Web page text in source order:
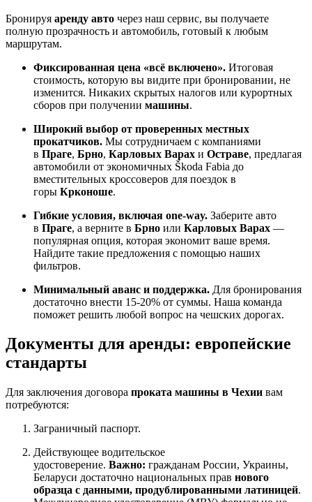
Бронируя аренду авто через наш сервис, вы получаете
полную прозрачность и автомобиль, готовый к любым
маршрутам.
Фиксированная цена «всё включено». Итоговая
стоимость, которую вы видите при бронировании, не
изменится. Никаких скрытых налогов или курортных
сборов при получении машины.
Широкий выбор от проверенных местных
прокатчиков. Мы сотрудничаем с компаниями
в Праге, Брно, Карловых Варах и Остраве, предлагая
автомобили от экономичных Škoda Fabia до
вместительных кроссоверов для поездок в
горы Крконоше.
Гибкие условия, включая one-way. Заберите авто
в Праге, а верните в Брно или Карловых Варах —
популярная опция, которая экономит ваше время.
Найдите такие предложения с помощью наших
фильтров.
Минимальный аванс и поддержка. Для бронирования
достаточно внести 15-20% от суммы. Наша команда
поможет решить любой вопрос на чешских дорогах.
Документы для аренды: европейские
стандарты
Для заключения договора проката машины в Чехии вам
потребуются:
Заграничный паспорт.
Действующее водительское
удостоверение. Важно: гражданам России, Украины,
Беларуси достаточно национальных прав нового
образца с данными, продублированными латиницей.